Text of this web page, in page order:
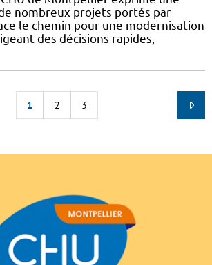
nombreux projets portés par
le chemin pour une modernisation
des décisions rapides,
1 2 3